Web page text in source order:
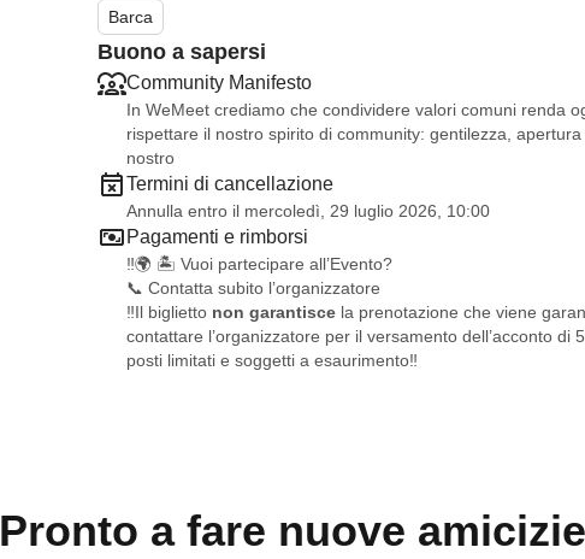
cque cristalline e paradisiache
alla nostra agile imbarcazione riusciremo a vedere!
Barca
Buono a sapersi
Community Manifesto
In WeMeet crediamo che condividere valori comuni renda
rispettare il nostro spirito di community: gentilezza,
nostro
Termini di cancellazione
Annulla entro il mercoledì, 29 luglio 2026, 10:00
Pagamenti e rimborsi
‼️🌍 🏝️ Vuoi partecipare all’Evento?
📞 Contatta subito l’organizzatore
‼️Il biglietto non garantisce la prenotazione che viene
contattare l’organizzatore per il versamento dell’acconto di
posti limitati e soggetti a esaurimento‼️
Pronto a fare nuove